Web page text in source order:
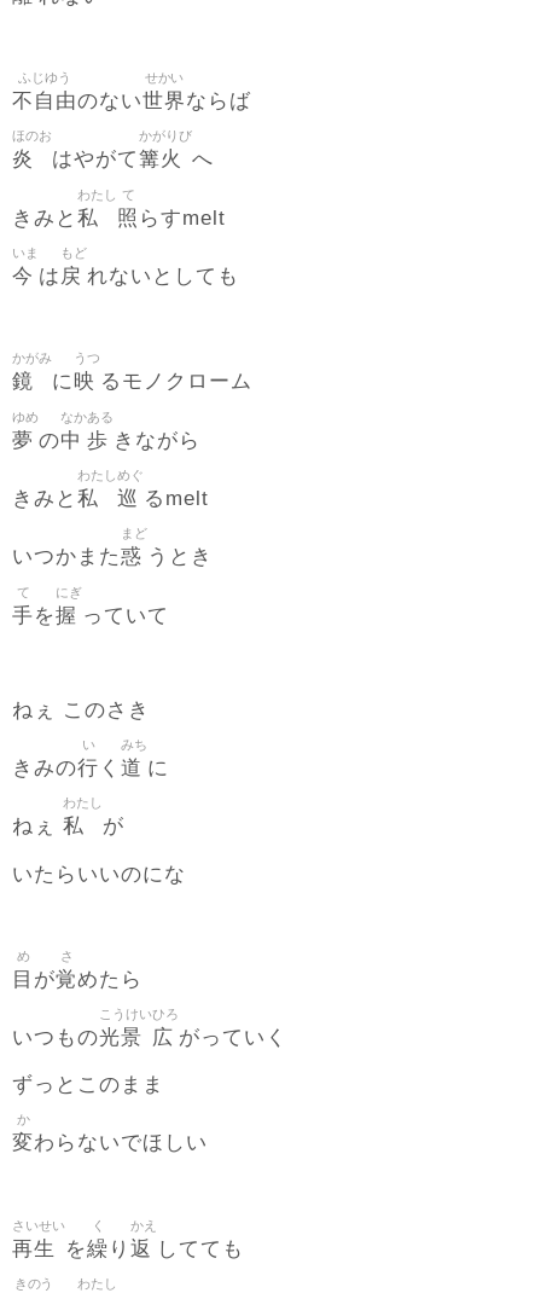
不自由
ふじゆう
のない世界
せかい
ならば
炎
ほのお
はやがて篝火
かがりび
へ
きみと 私
わたし
照
て
らすmelt
今
いま
は戻
もど
れないとしても
鏡
かがみ
に映
うつ
るモノクローム
夢
ゆめ
の中
なか
歩
ある
きながら
きみと 私
わたし
巡
めぐ
るmelt
いつかまた惑
まど
うとき
手
て
を握
にぎ
っていて
ねぇ このさき
きみの行
い
く 道
みち
に
ねぇ 私
わたし
が
いたらいいのにな
目
め
が覚
さ
めたら
いつもの光景
こうけい
広
ひろ
がっていく
ずっとこのまま
変
か
わらないでほしい
再生
さいせい
を繰
く
り 返
かえ
してても
きのう わたし